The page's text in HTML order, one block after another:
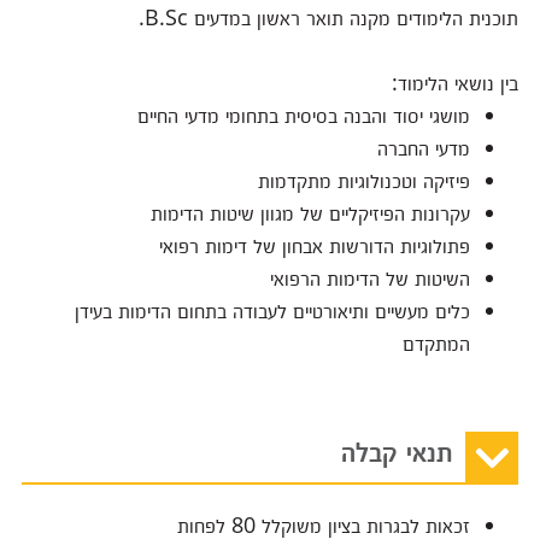
תוכנית הלימודים מקנה תואר ראשון במדעים B.Sc.
בין נושאי הלימוד:
מושגי יסוד והבנה בסיסית בתחומי מדעי החיים
מדעי החברה
פיזיקה וטכנולוגיות מתקדמות
עקרונות הפיזיקליים של מגוון שיטות הדימות
פתולוגיות הדורשות אבחון של דימות רפואי
השיטות של הדימות הרפואי
כלים מעשיים ותיאורטיים לעבודה בתחום הדימות בעידן
המתקדם
תנאי קבלה
זכאות לבגרות בציון משוקלל 80 לפחות